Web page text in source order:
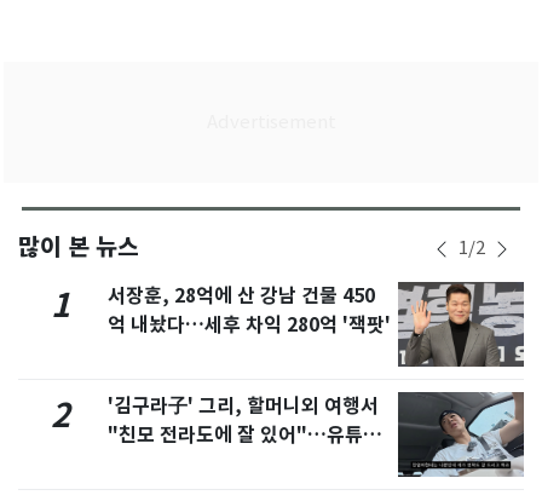
많이 본 뉴스 1/2
1
서장훈, 28억에 산 강남 건물 450
억 내놨다…세후 차익 280억 '잭팟'
2
'김구라子' 그리, 할머니외 여행서
"친모 전라도에 잘 있어"…유튜브